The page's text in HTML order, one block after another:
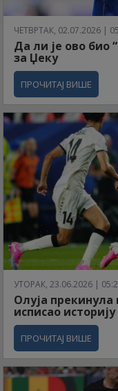
ЧЕТВРТАК, 02.07.2026 |
Да ли је ово био
за Џеку
ПРОЧИТАЈ ВИШЕ
УТОРАК, 23.06.2026 |
Олуја
исписао историју
ПРОЧИТАЈ ВИШЕ